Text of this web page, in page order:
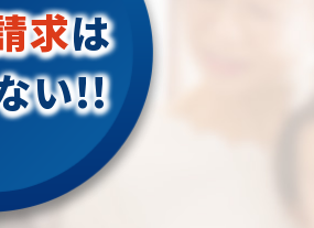
求は
い!!